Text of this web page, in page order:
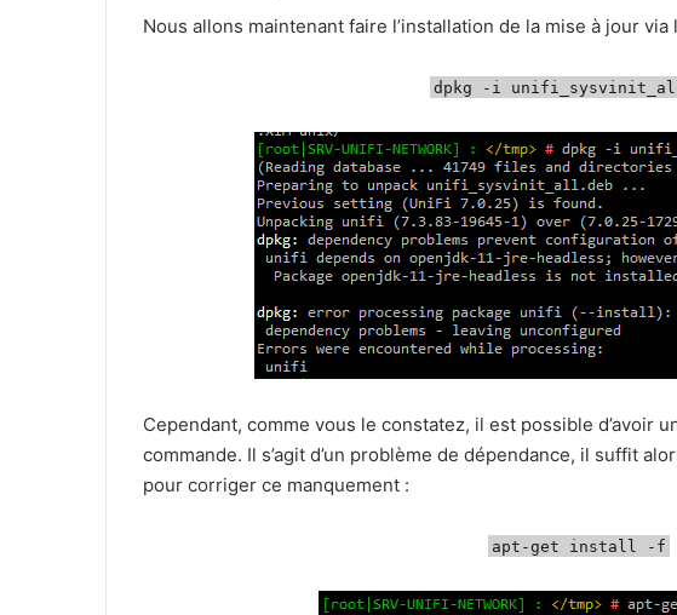
Nous allons maintenant faire l’installation de la mise à jour via
dpkg -i
Cependant, comme vous le constatez, il est possible d’avoir
commande. Il s’agit d’un problème de dépendance, il suffit
pour corriger ce manquement :
apt-get install -f